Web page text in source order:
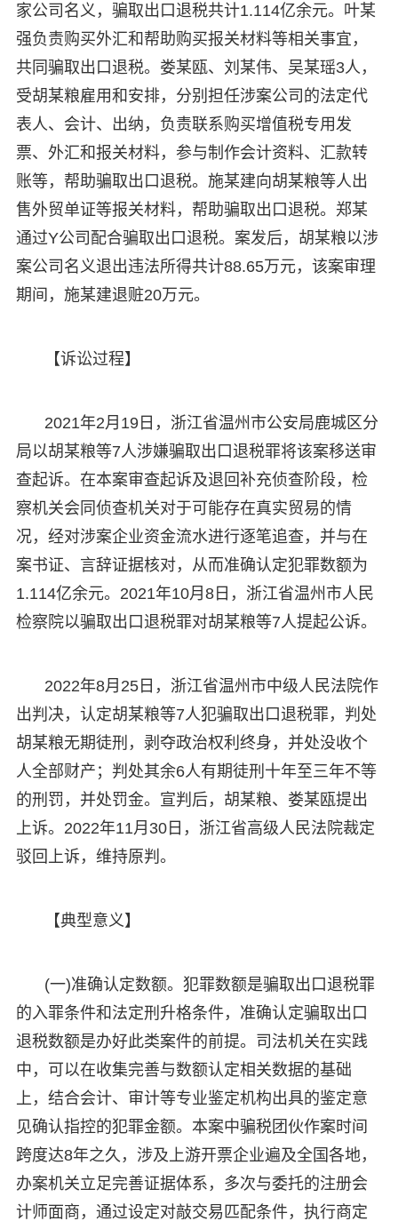
家公司名义，骗取出口退税共计1.114亿余元。叶某
强负责购买外汇和帮助购买报关材料等相关事宜，
共同骗取出口退税。娄某瓯、刘某伟、吴某瑶3人，
受胡某粮雇用和安排，分别担任涉案公司的法定代
表人、会计、出纳，负责联系购买增值税专用发
票、外汇和报关材料，参与制作会计资料、汇款转
账等，帮助骗取出口退税。施某建向胡某粮等人出
售外贸单证等报关材料，帮助骗取出口退税。郑某
通过Y公司配合骗取出口退税。案发后，胡某粮以涉
案公司名义退出违法所得共计88.65万元，该案审理
期间，施某建退赃20万元。
【诉讼过程】
2021年2月19日，浙江省温州市公安局鹿城区分
局以胡某粮等7人涉嫌骗取出口退税罪将该案移送审
查起诉。在本案审查起诉及退回补充侦查阶段，检
察机关会同侦查机关对于可能存在真实贸易的情
况，经对涉案企业资金流水进行逐笔追查，并与在
案书证、言辞证据核对，从而准确认定犯罪数额为
1.114亿余元。2021年10月8日，浙江省温州市人民
检察院以骗取出口退税罪对胡某粮等7人提起公诉。
2022年8月25日，浙江省温州市中级人民法院作
出判决，认定胡某粮等7人犯骗取出口退税罪，判处
胡某粮无期徒刑，剥夺政治权利终身，并处没收个
人全部财产；判处其余6人有期徒刑十年至三年不等
的刑罚，并处罚金。宣判后，胡某粮、娄某瓯提出
上诉。2022年11月30日，浙江省高级人民法院裁定
驳回上诉，维持原判。
【典型意义】
(一)准确认定数额。犯罪数额是骗取出口退税罪
的入罪条件和法定刑升格条件，准确认定骗取出口
退税数额是办好此类案件的前提。司法机关在实践
中，可以在收集完善与数额认定相关数据的基础
上，结合会计、审计等专业鉴定机构出具的鉴定意
见确认指控的犯罪金额。本案中骗税团伙作案时间
跨度达8年之久，涉及上游开票企业遍及全国各地，
办案机关立足完善证据体系，多次与委托的注册会
计师面商，通过设定对敲交易匹配条件，执行商定